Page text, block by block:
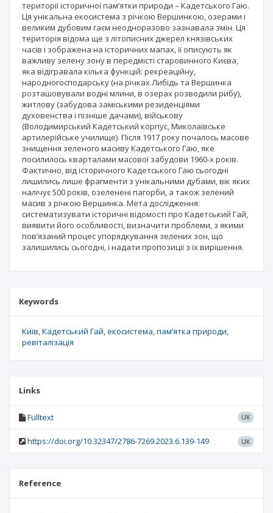
території історичної пам’ятки природи – Кадетського Гаю.
Ця унікальна екосистема з річкою Вершинкою, озерами і
великим дубовим гаєм неодноразово зазнавала змін. Ця
територія відома ще з літописних джерел князівських
часів і зображена на історичних мапах, її описують як
важливу зелену зону в передмісті старовинного Києва,
яка відігравала кілька функцій: рекреаційну,
народногосподарську (на річках Либідь та Вершинка
розташовували водні млини, в озерах розводили рибу),
житлову (забудова заміськими резиденціями
духовенства і пізніше дачами), військову
(Володимирський Кадетський корпус, Миколаївське
артилерійське училище). Після 1917 року почалось масове
знищення зеленого масиву Кадетського Гаю, яке
посилилось кварталами масової забудови 1960-х років.
Фактично, від історичного Кадетського Гаю сьогодні
лишились лише фрагменти з унікальними дубами, вік яких
налічує 500 років, озеленені пагорби, а також зелений
масив з річкою Вершинка. Мета дослідження:
систематизувати історичні відомості про Кадетський Гай,
виявити його особливості, визначити проблеми, з якими
пов’язаний процес упорядкування зелених зон, що
залишились сьогодні, і надати пропозиції з їх вирішення.
Keywords
Київ Кадетський Гай екосистема пам’ятка природи
ревіталізація
Links
Fulltext UK
https://doi.org/10.32347/2786-7269.2023.6.139-149 UK
Reference